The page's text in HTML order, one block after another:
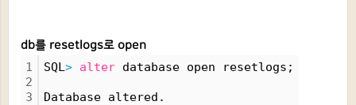
db를 resetlogs로 open
1
2
3
SQL> alter database open resetlogs;
Database altered.